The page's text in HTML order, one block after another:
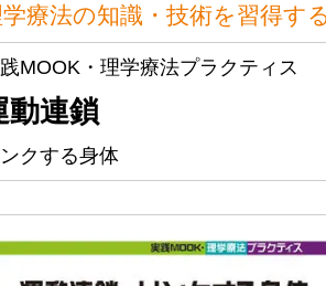
療法の知識・技術を習得す
MOOK・理学療法プラクティス
動連鎖
クする身体